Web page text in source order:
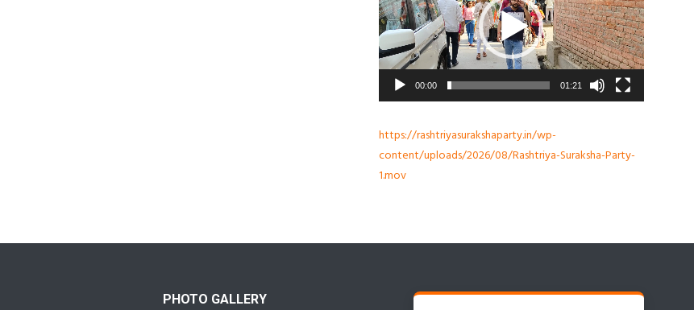
00:00 01:21
https://rashtriyasurakshaparty.in/wp-
content/uploads/2026/08/Rashtriya-Suraksha-Party-
1.mov
PHOTO GALLERY